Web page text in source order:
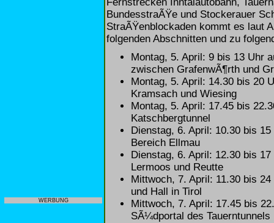
WERBUNG
BundesstraÃŸe und Stockerauer
StraÃŸenblockaden kommt es laut
folgenden Abschnitten und zu
Montag, 5. April: 9 bis 13 Uhr
zwischen GrafenwÃ¶rth und
Montag, 5. April: 14.30 bis 20
Kramsach und Wiesing
Montag, 5. April: 17.45 bis
Katschbergtunnel
Dienstag, 6. April: 10.30 bis
Bereich Ellmau
Dienstag, 6. April: 12.30 bis
Lermoos und Reutte
Mittwoch, 7. April: 11.30 bis
und Hall in Tirol
Mittwoch, 7. April: 17.45 bis
SÃ¼dportal des Tauerntunnels